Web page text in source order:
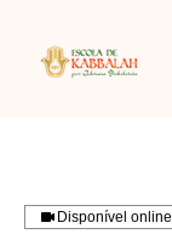
Disponível online